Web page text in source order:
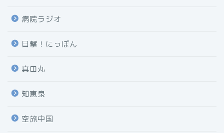
病院ラジオ
目撃！にっぽん
真田丸
知恵泉
空旅中国